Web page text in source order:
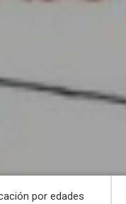
por edades